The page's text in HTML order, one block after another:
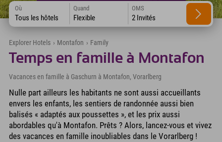
Où
Tous les hôtels
Quand
Flexible
OMS
2 Invités
Explorer Hotels › Montafon › Family
Temps en famille à Montafon
Vacances en famille à Gaschurn à Montafon, Vorarlberg
Nulle part ailleurs les habitants ne sont aussi accueillants
envers les enfants, les sentiers de randonnée aussi bien
balisés « adaptés aux poussettes », et les prix aussi
abordables qu'à Montafon. Prêts ? Alors, lancez-vous et vivez
des vacances en famille inoubliables dans le Vorarlberg !